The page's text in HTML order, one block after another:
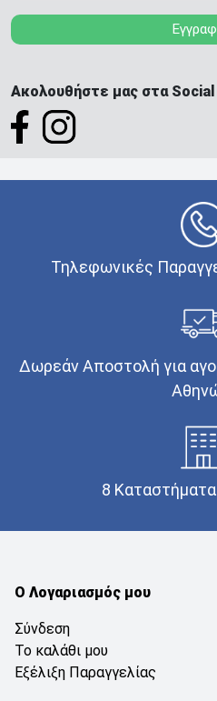
Ακολουθήστε μας στα Social
Τηλεφωνικές
Δωρεάν Αποστολή για
8
Ο Λογαριασμός μου
Σύνδεση
Το καλάθι μου
Εξέλιξη Παραγγελίας